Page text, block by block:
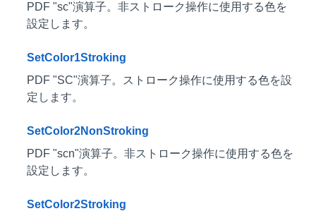
PDF "sc"演算子。非ストローク操作に使用する色を
設定します。
SetColor1Stroking
PDF "SC"演算子。ストローク操作に使用する色を設
定します。
SetColor2NonStroking
PDF "scn"演算子。非ストローク操作に使用する色を
設定します。
SetColor2Stroking